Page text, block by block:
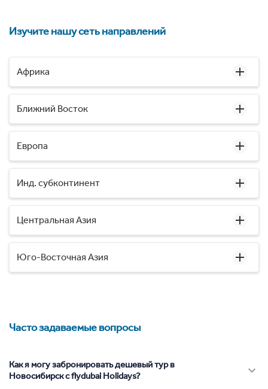
Изучите нашу сеть направлений
Африка
Ближний Восток
Европа
Инд. субконтинент
Центральная Азия
Юго-Восточная Азия
Часто задаваемые вопросы
Как я могу забронировать дешевый тур в
Новосибирск с flydubai Holidays?